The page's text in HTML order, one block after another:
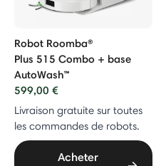
Robot Roomba®
Plus 515 Combo + base
AutoWash™
599,00 €
Livraison gratuite sur toutes
les commandes de robots.
Acheter